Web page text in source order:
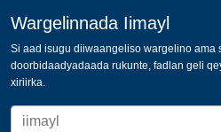
Wargelinnada Iimayl
Si aad isugu diiwaangeliso wargelino ama
doorbidaadyadaada rukunte, fadlan geli
xiriirka.